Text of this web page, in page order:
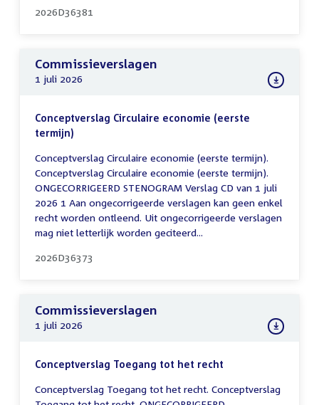
2026D36381
Commissieverslagen
1 juli 2026
Conceptverslag Circulaire economie (eerste
termijn)
Conceptverslag Circulaire economie (eerste termijn).
Conceptverslag Circulaire economie (eerste termijn).
ONGECORRIGEERD STENOGRAM Verslag CD van 1 juli
2026 1 Aan ongecorrigeerde verslagen kan geen enkel
recht worden ontleend. Uit ongecorrigeerde verslagen
mag niet letterlijk worden geciteerd...
2026D36373
Commissieverslagen
1 juli 2026
Conceptverslag Toegang tot het recht
Conceptverslag Toegang tot het recht. Conceptverslag